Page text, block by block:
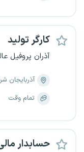
کارگر تولید
آذران پروفیل
آذربایجان
تمام وقت
حسابدار